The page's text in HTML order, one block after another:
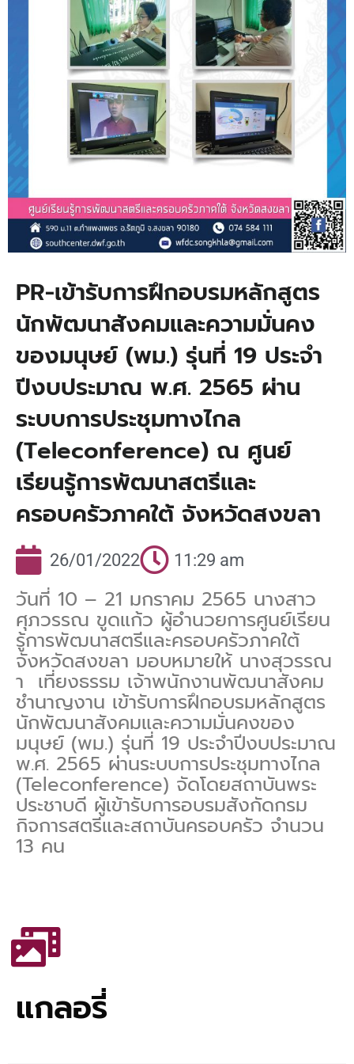
PR-เข้ารับการฝึกอบรมหลักสูตร
นักพัฒนาสังคมและความมั่นคง
ของมนุษย์ (พม.) รุ่นที่ 19 ประจำ
ปีงบประมาณ พ.ศ. 2565 ผ่าน
ระบบการประชุมทางไกล
(Teleconference) ณ ศูนย์
เรียนรู้การพัฒนาสตรีและ
ครอบครัวภาคใต้ จังหวัดสงขลา
26/01/2022 11:29 am
วันที่ 10 – 21 มกราคม 2565 นางสาว
ศุภวรรณ ขูดแก้ว ผู้อำนวยการศูนย์เรียน
รู้การพัฒนาสตรีและครอบครัวภาคใต้
จังหวัดสงขลา มอบหมายให้ นางสุวรรณ
า เที่ยงธรรม เจ้าพนักงานพัฒนาสังคม
ชำนาญงาน เข้ารับการฝึกอบรมหลักสูตร
นักพัฒนาสังคมและความมั่นคงของ
มนุษย์ (พม.) รุ่นที่ 19 ประจำปีงบประมาณ
พ.ศ. 2565 ผ่านระบบการประชุมทางไกล
(Teleconference) จัดโดยสถาบันพระ
ประชาบดี ผู้เข้ารับการอบรมสังกัดกรม
กิจการสตรีและสถาบันครอบครัว จำนวน
13 คน
แกลอรี่